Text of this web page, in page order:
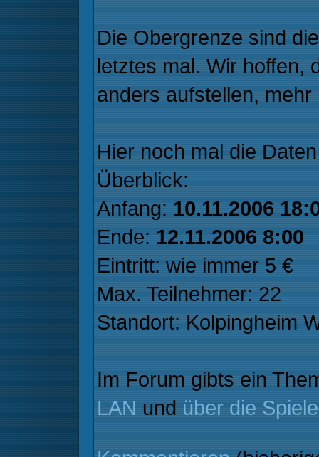
Die Obergrenze sind
letztes mal. Wir hoffen,
anders aufstellen,
Hier noch mal die
Überblick:
Anfang: 10.11.2006
Ende: 12.11.2006 8:00
Eintritt: wie immer 5 €
Max. Teilnehmer: 22
Standort: Kolpingheim
Im Forum gibts ein
LAN und über die Spiele